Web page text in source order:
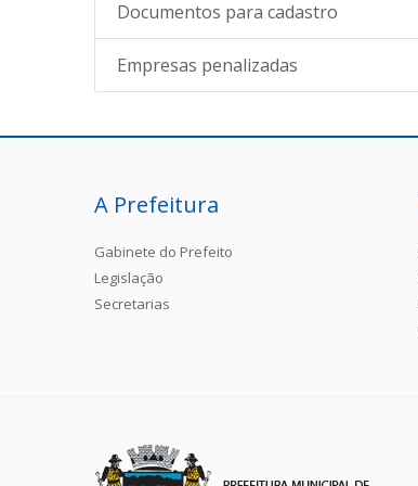
Documentos para cadastro
Empresas penalizadas
A Prefeitura
Gabinete do Prefeito
Legislação
Secretarias